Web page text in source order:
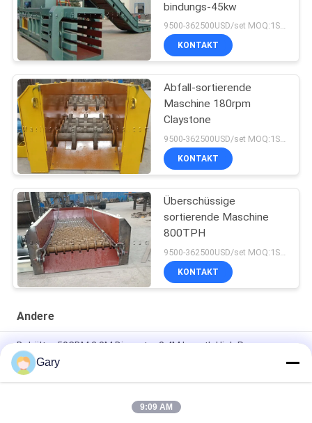
bindungs-45kw
9500-362500USD/set MOQ:1SET
KONTAKT
Abfall-sortierende
Maschine 180rpm
Claystone
9500-362500USD/set MOQ:1SET
KONTAKT
Überschüssige
sortierende Maschine
800TPH
KONTAKT
Andere
Behälter 50CBM 2.8M Diameter 8.4M Length High Pressure
Entwässerungsvibrierender Schirm 20TPH 45% Körnigkeits-
0.35mm
horizontale Art 90% Tonerde-Zwischenlagen-Ball-Mühle
Gary
9:09 AM